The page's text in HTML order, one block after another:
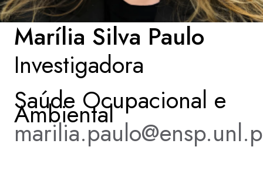
CENTROS COLABORADORES OMS
PT
Marília Silva Paulo
Investigadora
Saúde Ocupacional e
Ambiental